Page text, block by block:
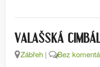
VALAŠSKÁ
Zábřeh | Bez